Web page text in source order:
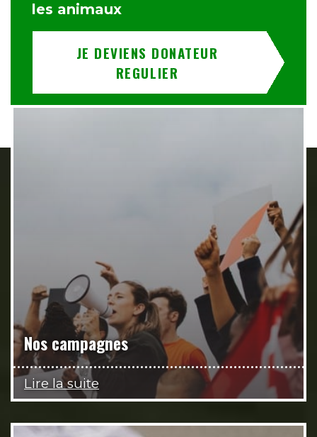
les animaux
JE DEVIENS DONATEUR
REGULIER
Nos campagnes
Lire la suite